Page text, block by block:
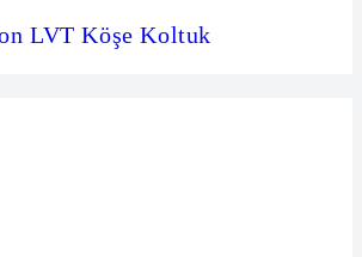
LVT Köşe Koltuk